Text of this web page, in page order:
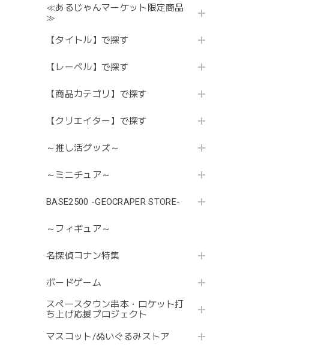
≪あるじゃんマーケット限定商品
≫
【タイトル】で探す
【レーベル】で探す
【商品カテゴリ】で探す
【クリエイター】で探す
～推し活グッズ～
～ミニチュア～
BASE2500 -GEOCRAPER STORE-
～フィギュア～
名探偵コナン特集
ボードゲーム
スペースタウン串本・ロケット打
ち上げ応援プロジェクト
マスコット/ぬいぐるみストア